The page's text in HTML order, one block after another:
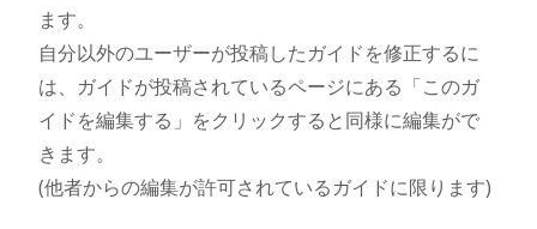
ます。
自分以外のユーザーが投稿したガイドを修正するに
は、ガイドが投稿されているページにある「このガ
イドを編集する」をクリックすると同様に編集がで
きます。
(他者からの編集が許可されているガイドに限ります)